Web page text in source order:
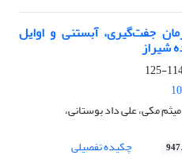
جفت‌گیری، آبستنی و اوایل
شیراز
114-
مکی، علی داد بوستانی،
چکیده تفصیلی